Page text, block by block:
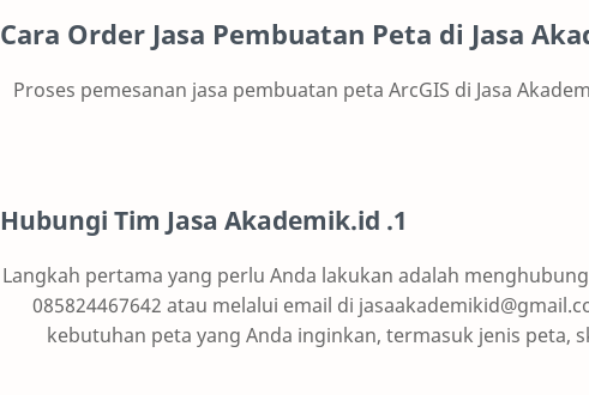
Cara Order Jasa Pembuatan Peta di Jasa
Proses pemesanan jasa pembuatan peta ArcGIS di Jasa
1. Hubungi Tim Jasa Akademik.id
Langkah pertama yang perlu Anda lakukan adalah
085824467642 atau melalui email di
kebutuhan peta yang Anda inginkan, termasuk jenis peta,